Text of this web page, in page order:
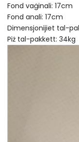
Fond vaġinali: 17cm
Fond anali: 17cm
Dimensjonijiet tal-
Piż tal-pakkett: 34kg